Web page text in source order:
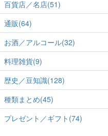
百貨店／名店(51)
通販(64)
お酒／アルコール(32)
料理雑貨(9)
歴史／豆知識(128)
種類まとめ(45)
プレゼント／ギフト(74)